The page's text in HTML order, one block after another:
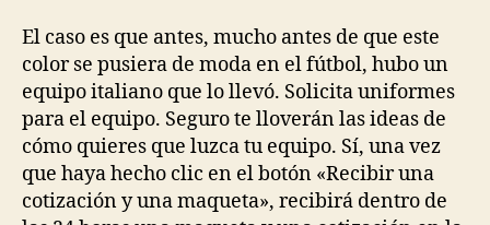
El caso es que antes, mucho antes de que este
color se pusiera de moda en el fútbol, hubo un
equipo italiano que lo llevó. Solicita uniformes
para el equipo. Seguro te lloverán las ideas de
cómo quieres que luzca tu equipo. Sí, una vez
que haya hecho clic en el botón «Recibir una
cotización y una maqueta», recibirá dentro de